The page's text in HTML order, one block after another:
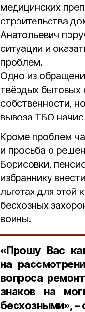
медицинских
строительства
Анатольевич
ситуации и
проблем.
Одно из
твёрдых бытовых
собственности,
вывоза ТБО
Кроме проблем
и просьба о
Борисовки,
избраннику
льготах для этой
бесхозных
войны.
«Прошу Вас
на
вопроса
знаков на
бесхозными», –